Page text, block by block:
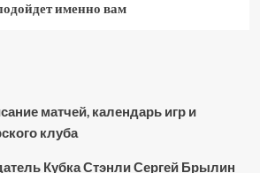
именно вам
матчей, календарь игр и
клуба
Кубка Стэнли Сергей Брылин